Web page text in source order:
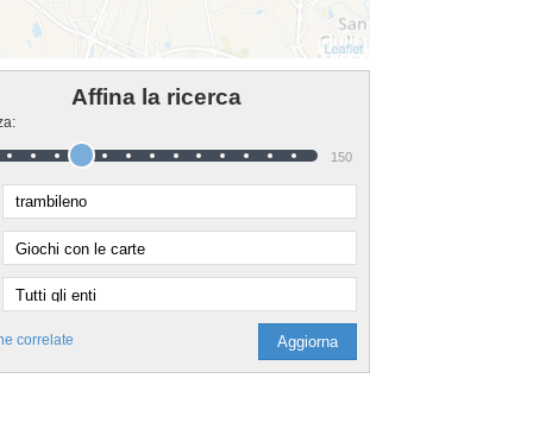
Affina la ricerca
150
correlate